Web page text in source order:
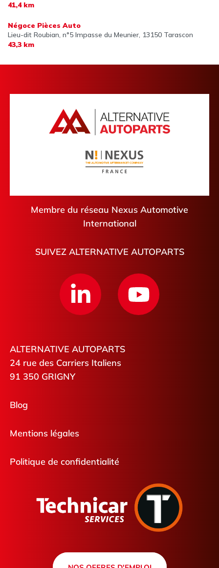
41,4 km
Négoce Pièces Auto
Lieu-dit Roubian, n°5 Impasse du Meunier, 13150 Tarascon
43,3 km
Membre du réseau Nexus Automotive
International
SUIVEZ ALTERNATIVE AUTOPARTS
ALTERNATIVE AUTOPARTS
24 rue des Carriers Italiens
91 350 GRIGNY
Blog
Mentions légales
Politique de confidentialité